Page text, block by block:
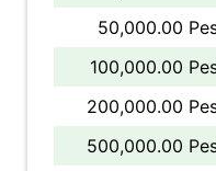
50,000.00
100,000.00
200,000.00
500,000.00